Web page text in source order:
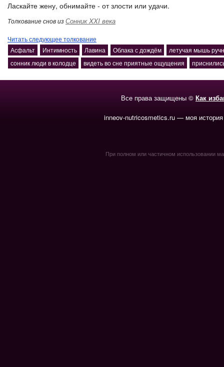
Ласкайте жену, обнимайте - от злости или удачи.
Толкование снов изСонник XXI века
Читать следующее толкование
Асфальт
Интимность Лавина Облака с дождём
летучая мышь
сонник люди в колодце
видеть во сне приятные ощущения
Все права защищены © Как
inneov-nutricosmetics.ru — моя
При полном или частичном использовании